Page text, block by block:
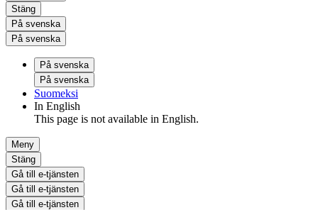
Stäng
På svenska
På svenska
På svenska
På svenska
Suomeksi
In English
This page is not available in English.
Meny
Stäng
Gå till e-tjänsten
Gå till e-tjänsten
Gå till e-tjänsten